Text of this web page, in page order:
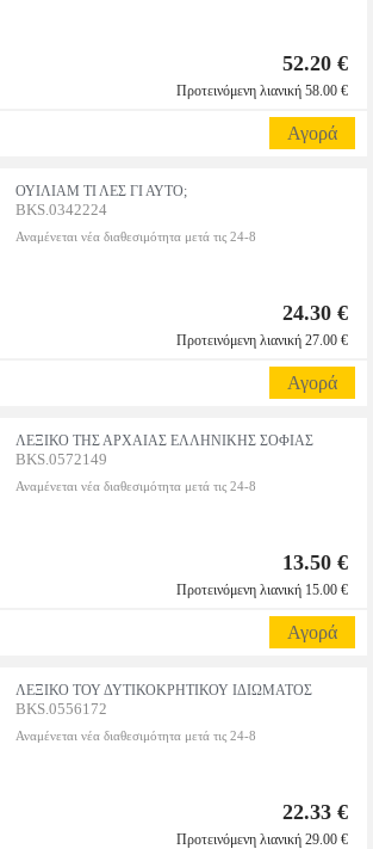
52.20 €
Προτεινόμενη λιανική 58.00 €
Αγορά
ΟΥΙΛΙΑΜ ΤΙ ΛΕΣ ΓΙ ΑΥΤΟ;
BKS.0342224
Αναμένεται νέα διαθεσιμότητα μετά τις 24-8
24.30 €
Προτεινόμενη λιανική 27.00 €
Αγορά
ΛΕΞΙΚΟ ΤΗΣ ΑΡΧΑΙΑΣ ΕΛΛΗΝΙΚΗΣ ΣΟΦΙΑΣ
BKS.0572149
Αναμένεται νέα διαθεσιμότητα μετά τις 24-8
13.50 €
Προτεινόμενη λιανική 15.00 €
Αγορά
ΛΕΞΙΚΟ ΤΟΥ ΔΥΤΙΚΟΚΡΗΤΙΚΟΥ ΙΔΙΩΜΑΤΟΣ
BKS.0556172
Αναμένεται νέα διαθεσιμότητα μετά τις 24-8
22.33 €
Προτεινόμενη λιανική 29.00 €